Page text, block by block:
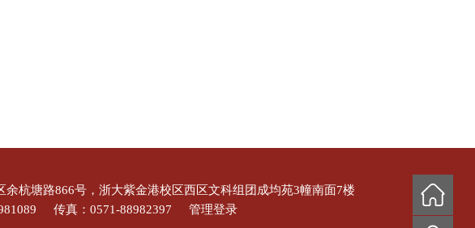
余杭塘路866号，浙大紫金港校区西区文科组团成均苑3幢南面7楼
传真：0571-88982397 管理登录